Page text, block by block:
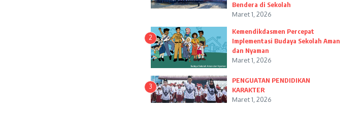
Bendera di Sekolah
Maret 1, 2026
2
Kemendikdasmen Percepat
Implementasi Budaya Sekolah Aman
dan Nyaman
Maret 1, 2026
3
PENGUATAN PENDIDIKAN
KARAKTER
Maret 1, 2026